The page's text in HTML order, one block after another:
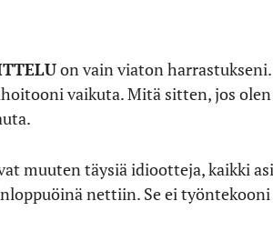
on vain viaton
vaikuta. Mitä sitten, jos
muuten täysiä idiootteja, kaikki
nettiin. Se ei